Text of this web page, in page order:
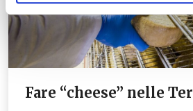
Fare “cheese” nelle